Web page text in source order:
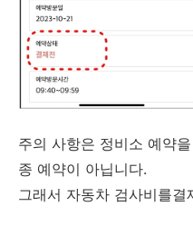
주의 사항은 정비소 예약
종 예약이 아닙니다.
그래서 자동차 검사비를